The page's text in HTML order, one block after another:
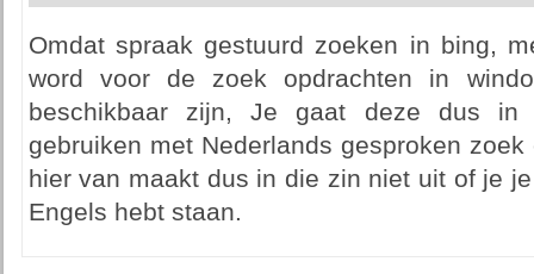
Omdat spraak gestuurd zoeken in bing,
word voor de zoek opdrachten in
beschikbaar zijn, Je gaat deze dus in
gebruiken met Nederlands gesproken
hier van maakt dus in die zin niet uit of je
Engels hebt staan.